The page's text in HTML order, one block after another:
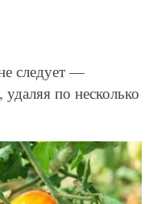
следует —
удаляя по несколько